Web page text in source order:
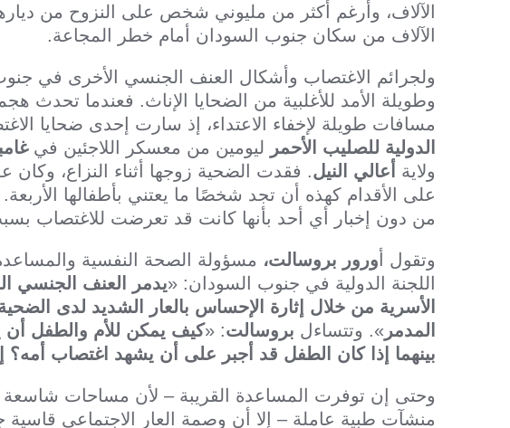
الآلاف، وأرغم أكثر من مليوني شخص على النزوح من
الآلاف من سكان جنوب السودان أمام خطر المجاعة.
ولجرائم الاغتصاب وأشكال العنف الجنسي الأخرى في
وطويلة الأمد للأغلبية من الضحايا الإناث. فعندما تحدث
مسافات طويلة لإخفاء الاعتداء، إذ سارت إحدى ضحايا
الدولية للصليب الأحمر ليومين من معسكر اللاجئين في
ولاية
أعالي النيل. فقدت الضحية زوجها أثناء النزاع،
على الأقدام كهذه أن تجد شخصًا ما يعتني بأطفالها
من دون إخبار أي أحد بأنها كانت قد تعرضت للاغتصاب
وتقول أ ورور بروسالت، مسؤولة الصحة النفسية
اللجنة الدولية في جنوب السودان: «يدمر العنف الجنسي
الأسرية من خلال إثارة الإحساس بالعار الشديد لدى
المدمر ». وتتساءل بروسالت: «كيف يمكن للأم والطفل أن
بينهما إذا كان الطفل قد أجبر على أن يشهد اغتصاب أمه؟
وحتى إن توفرت المساعدة القريبة – لأن مساحات
منشآت طبية عاملة – إلا أن وصمة العار الاجتماعي قاسية